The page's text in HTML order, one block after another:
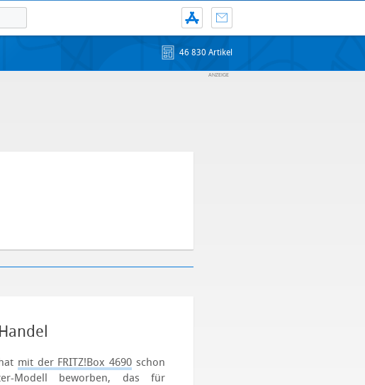
46 830 Artikel
mit der FRITZ!Box 4690 schon
Modell beworben, das für